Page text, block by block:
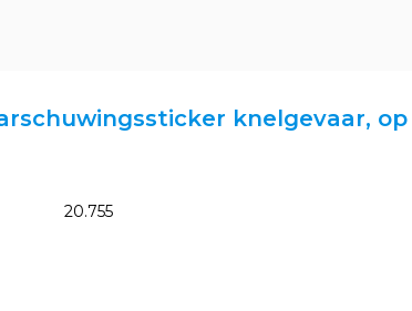
knelgevaar, op
20.755